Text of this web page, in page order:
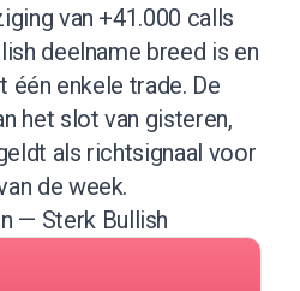
van +41.000 calls
deelname breed is en
enkele trade. De
het slot van gisteren,
als richtsignaal voor
de week.
— Sterk Bullish